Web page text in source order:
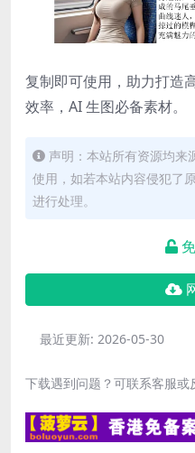
复制即可使用，助力打造
效率，AI 生图必备素材。
声明：本站所有资源均来
使用，如若本站内容侵犯了
进行处理。
最近更新: 2026-05-30
下载遇到问题？可联系客服或